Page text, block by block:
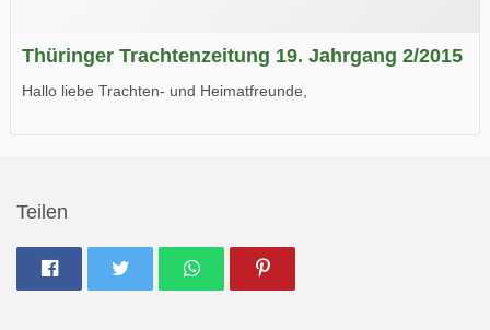
Thüringer Trachtenzeitung 19. Jahrgang 2/2015
Hallo liebe Trachten- und Heimatfreunde,
Teilen